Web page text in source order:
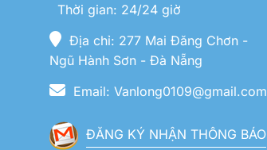
Thời gian: 24/24 giờ
Địa chỉ: 277 Mai Đăng Chơn -
Ngũ Hành Sơn - Đà Nẵng
Email: Vanlong0109@gmail.com
ĐĂNG KÝ NHẬN THÔNG BÁO